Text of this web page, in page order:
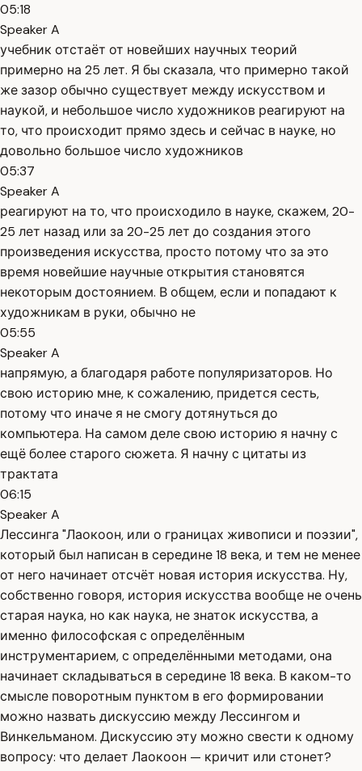
05:18
Speaker A
учебник отстаёт от новейших научных теорий
примерно на 25 лет. Я бы сказала, что примерно такой
же зазор обычно существует между искусством и
наукой, и небольшое число художников реагируют на
то, что происходит прямо здесь и сейчас в науке, но
довольно большое число художников
05:37
Speaker A
реагируют на то, что происходило в науке, скажем, 20-
25 лет назад или за 20-25 лет до создания этого
произведения искусства, просто потому что за это
время новейшие научные открытия становятся
некоторым достоянием. В общем, если и попадают к
художникам в руки, обычно не
05:55
Speaker A
напрямую, а благодаря работе популяризаторов. Но
свою историю мне, к сожалению, придется сесть,
потому что иначе я не смогу дотянуться до
компьютера. На самом деле свою историю я начну с
ещё более старого сюжета. Я начну с цитаты из
трактата
06:15
Speaker A
Лессинга "Лаокоон, или о границах живописи и поэзии",
который был написан в середине 18 века, и тем не менее
от него начинает отсчёт новая история искусства. Ну,
собственно говоря, история искусства вообще не очень
старая наука, но как наука, не знаток искусства, а
именно философская с определённым
инструментарием, с определёнными методами, она
начинает складываться в середине 18 века. В каком-то
смысле поворотным пунктом в его формировании
можно назвать дискуссию между Лессингом и
Винкельманом. Дискуссию эту можно свести к одному
вопросу: что делает Лаокоон — кричит или стонет?